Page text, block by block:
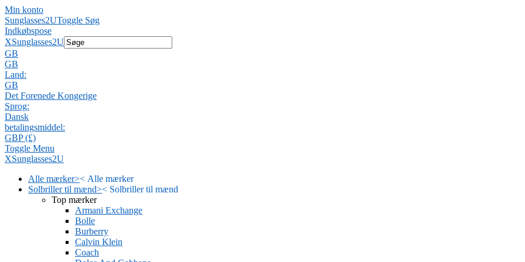
Min konto
Sunglasses2UToggle Søg
Indkøbspose
XSunglasses2U
GB
GB
Land:
GB
Det Forenede Kongerige
Sprog:
Dansk
betalingsmiddel:
GBP (£)
Toggle Menu
XSunglasses2U
Alle mærker>< Alle mærker
Solbriller til mænd>< Solbriller til mænd
Top mærker
Armani Exchange
Bolle
Burberry
Calvin Klein
Coach